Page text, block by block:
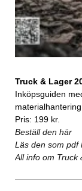
Truck & Lager
Inköpsguiden
materialhantering.
Pris: 199 kr.
Beställ den här
Läs den som pdf
All info om Truck